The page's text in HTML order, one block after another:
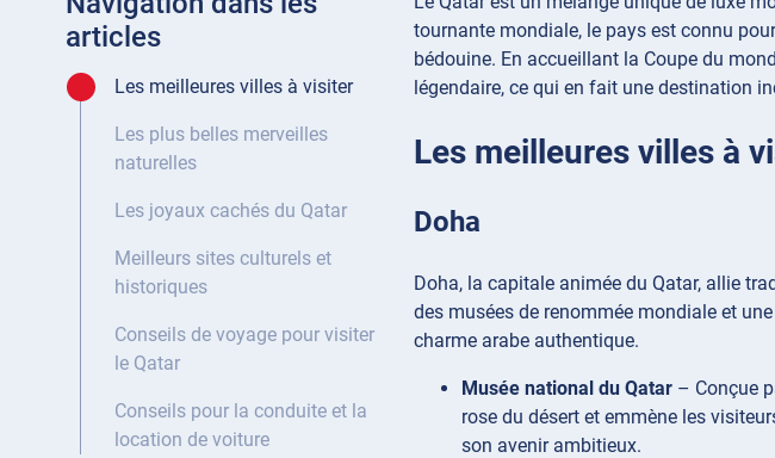
articles
Les meilleures villes à visiter
Les plus belles merveilles
naturelles
Les joyaux cachés du Qatar
Meilleurs sites culturels et
historiques
Conseils de voyage pour visiter
le Qatar
Conseils pour la conduite et la
location de voiture
tournante mondiale, le pays est connu
bédouine. En accueillant la Coupe du
légendaire, ce qui en fait une destination
Les meilleures villes à
Doha
Doha, la capitale animée du Qatar, allie
des musées de renommée mondiale et
charme arabe authentique.
Musée national du Qatar – Conçue
rose du désert et emmène les
son avenir ambitieux.